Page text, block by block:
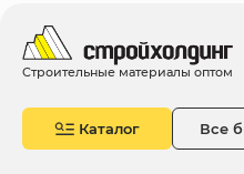
Строительные материалы оптом
Каталог Все